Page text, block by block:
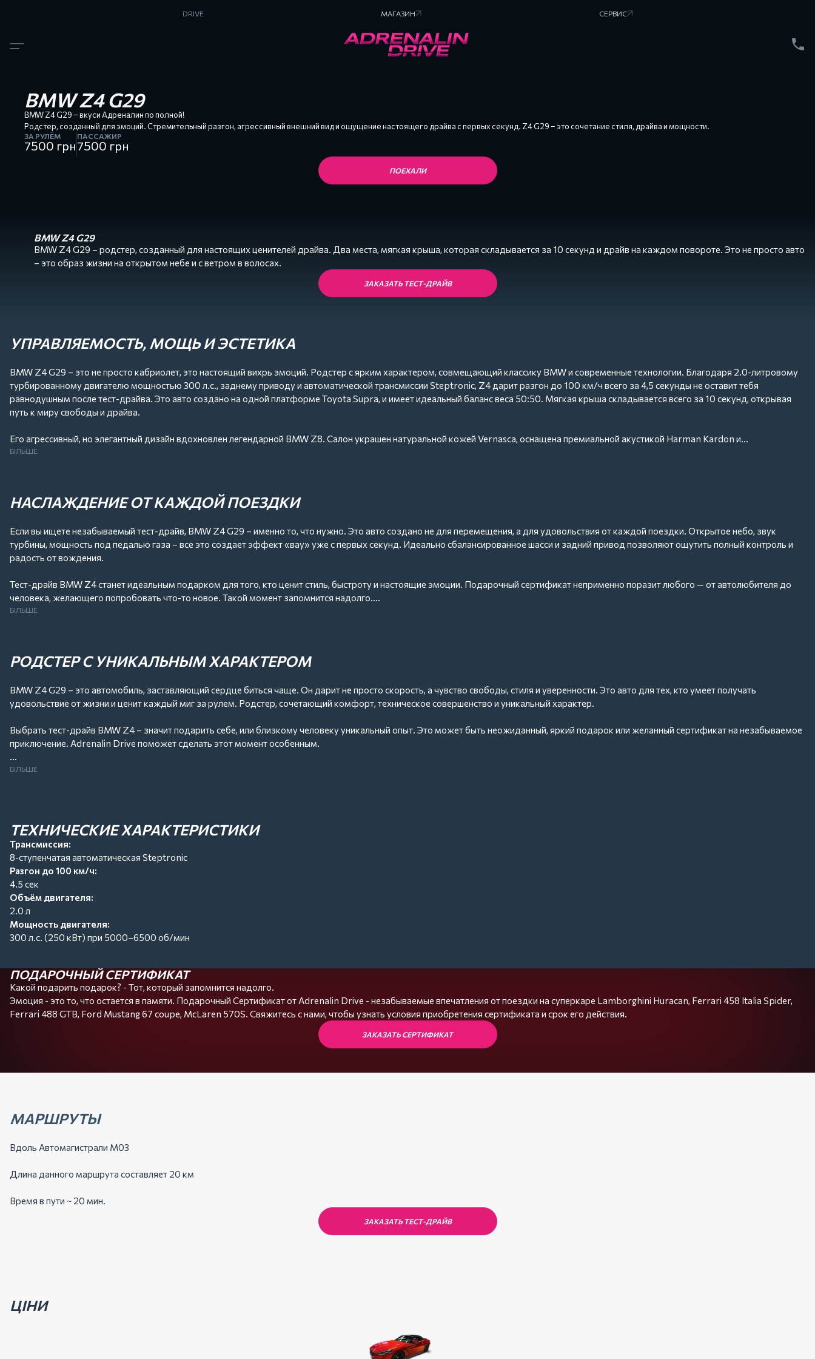
DRIVE МАГАЗИН СЕРВИС
Ferrari
458
Spider
Ferrari
488
GTB
McLaren
BMW Z4 G29
BMW Z4 G29 – вкуси Адреналин по полной!
Родстер, созданный для эмоций. Стремительный разгон, агрессивный внешний вид и ощущение настоящего драйва с первых секунд. Z4 G29 – это сочетание стиля, драйва и мощности.
ЗА РУЛЁМ
7500 грн
ПАССАЖИР
7500 грн
ПОЕХАЛИ
BMW Z4 G29
BMW Z4 G29 – родстер, созданный для настоящих ценителей драйва. Два места, мягкая крыша, которая складывается за 10 секунд и драйв на каждом повороте. Это не просто авто
– это образ жизни на открытом небе и с ветром в волосах.
ЗАКАЗАТЬ ТЕСТ-ДРАЙВ
УПРАВЛЯЕМОСТЬ, МОЩЬ И ЭСТЕТИКА
BMW Z4 G29 – это не просто кабриолет, это настоящий вихрь эмоций. Родстер с ярким характером, совмещающий классику BMW и современные технологии. Благодаря 2.0-литровому
турбированному двигателю мощностью 300 л.с., заднему приводу и автоматической трансмиссии Steptronic, Z4 дарит разгон до 100 км/ч всего за 4,5 секунды не оставит тебя
равнодушным после тест-драйва. Это авто создано на одной платформе Toyota Supra, и имеет идеальный баланс веса 50:50. Мягкая крыша складывается всего за 10 секунд, открывая
путь к миру свободы и драйва.
Его агрессивный, но элегантный дизайн вдохновлен легендарной BMW Z8. Салон украшен натуральной кожей Vernasca, оснащена премиальной акустикой Harman Kardon и
подсвечивается атмосферным LED-освещением. Адаптивная подвеска, variable sport-руль и M-Sport дифференциал делают каждый поворот точным и уверенным. Это автомобиль,
Z4 G29 – это идеальная развесовка, точное управление, мощность и эстетика в одном теле. Это авто, дающее эмоции от первого взгляда и каждого километра.
БІЛЬШЕ
НАСЛАЖДЕНИЕ ОТ КАЖДОЙ ПОЕЗДКИ
Если вы ищете незабываемый тест-драйв, BMW Z4 G29 – именно то, что нужно. Это авто создано не для перемещения, а для удовольствия от каждой поездки. Открытое небо, звук
турбины, мощность под педалью газа – все это создает эффект «вау» уже с первых секунд. Идеально сбалансированное шасси и задний привод позволяют ощутить полный контроль и
радость от вождения.
Тест-драйв BMW Z4 станет идеальным подарком для того, кто ценит стиль, быстроту и настоящие эмоции. Подарочный сертификат неприменно поразит любого — от автолюбителя до
человека, желающего попробовать что-то новое. Такой момент запомнится надолго.
БІЛЬШЕ
РОДСТЕР С УНИКАЛЬНЫМ ХАРАКТЕРОМ
BMW Z4 G29 – это автомобиль, заставляющий сердце биться чаще. Он дарит не просто скорость, а чувство свободы, стиля и уверенности. Это авто для тех, кто умеет получать
удовольствие от жизни и ценит каждый миг за рулем. Родстер, сочетающий комфорт, техническое совершенство и уникальный характер.
Выбрать тест-драйв BMW Z4 – значит подарить себе, или близкому человеку уникальный опыт. Это может быть неожиданный, яркий подарок или желанный сертификат на незабываемое
приключение. Adrenalin Drive поможет сделать этот момент особенным.
Записывайся на тест-драйв уже сейчас или приобрети подарочный сертификат. Открой адреналин по-настоящему вместе с Adrenalin Drive!
БІЛЬШЕ
ТЕХНИЧЕСКИЕ ХАРАКТЕРИСТИКИ
Трансмиссия:
8-ступенчатая автоматическая Steptronic
Разгон до 100 км/ч:
4.5 сек
Объём двигателя:
2.0 л
Мощность двигателя:
300 л.с. (250 кВт) при 5000–6500 об/мин
ПОДАРОЧНЫЙ СЕРТИФИКАТ
Какой подарить подарок? - Тот, который запомнится надолго.
Эмоция - это то, что остается в памяти. Подарочный Сертификат от Adrenalin Drive - незабываемые впечатления от поездки на суперкаре Lamborghini Huracan, Ferrari 458 Italia Spider,
Ferrari 488 GTB, Ford Mustang 67 coupe, McLaren 570S. Свяжитесь с нами, чтобы узнать условия приобретения сертификата и срок его действия.
ЗАКАЗАТЬ СЕРТИФИКАТ
МАРШРУТЫ
Вдоль Автомагистрали М03
Длина данного маршрута составляет 20 км
Время в пути ~ 20 мин.
ЗАКАЗАТЬ ТЕСТ-ДРАЙВ
ЦІНИ